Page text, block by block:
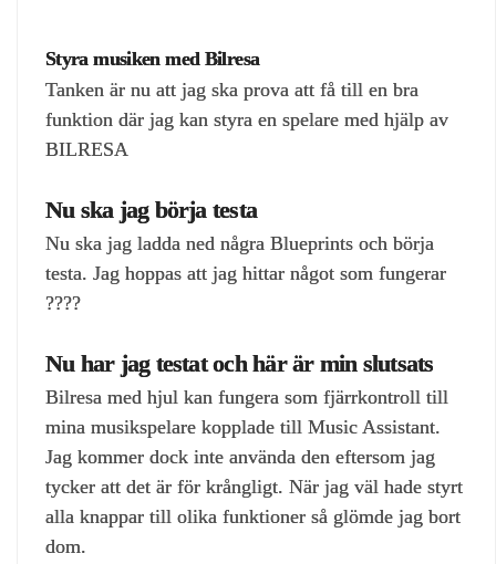
Styra musiken med Bilresa
Tanken är nu att jag ska prova att få till en bra
funktion där jag kan styra en spelare med hjälp av
BILRESA
Nu ska jag börja testa
Nu ska jag ladda ned några Blueprints och börja
testa. Jag hoppas att jag hittar något som fungerar
????
Nu har jag testat och här är min slutsats
Bilresa med hjul kan fungera som fjärrkontroll till
mina musikspelare kopplade till Music Assistant.
Jag kommer dock inte använda den eftersom jag
tycker att det är för krångligt. När jag väl hade styrt
alla knappar till olika funktioner så glömde jag bort
dom.